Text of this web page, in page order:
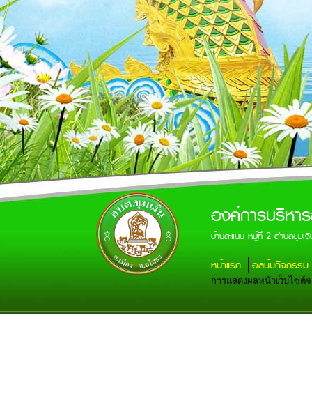
องค์การบริหา
บ้านสะแนน หมู่ที่ 2 ตำบลขุมเ
หน้าแรก อัลบั้มกิจกรรม
การแสดงผลหน้าเว็บไซต์